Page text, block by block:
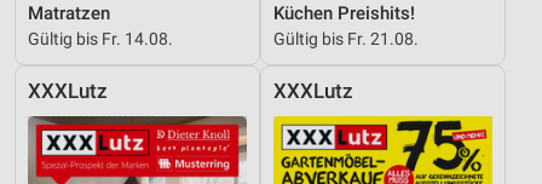
Matratzen
Gültig bis Fr. 14.08.
Küchen Preishits!
Gültig bis Fr. 21.08.
XXXLutz XXXLutz